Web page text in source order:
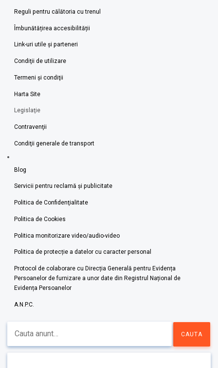
Reguli pentru călătoria cu trenul
Îmbunătățirea accesibilității
Link-uri utile şi parteneri
Condiţii de utilizare
Termeni şi condiţii
Harta Site
Legislaţie
Contravenţii
Condiţii generale de transport
Blog
Servicii pentru reclamă și publicitate
Politica de Confidenţialitate
Politica de Cookies
Politica monitorizare video/audio-video
Politica de protecție a datelor cu caracter personal
Protocol de colaborare cu Direcția Generală pentru Evidența
Persoanelor de furnizare a unor date din Registrul Național de
Evidența Persoanelor
A.N.P.C.